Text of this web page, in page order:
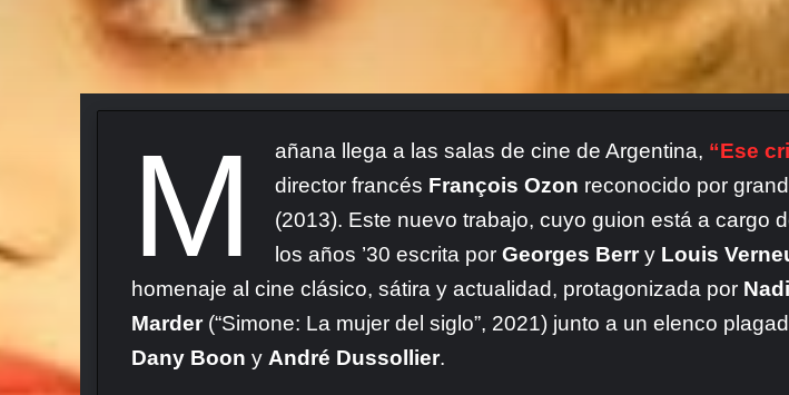
M añana llega a las salas de cine de Argentina, “Ese
director francés François Ozon reconocido por
(2013). Este nuevo trabajo, cuyo guion está a cargo
los años ’30 escrita por Georges Berry Louis
homenaje al cine clásico, sátira y actualidad, protagonizada por
Marder(“Simone: La mujer del siglo”, 2021) junto a un elenco
Dany Boon y André Dussollier.